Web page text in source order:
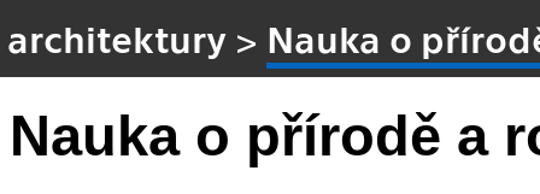
architektury > Nauka o
Nauka o přírodě a